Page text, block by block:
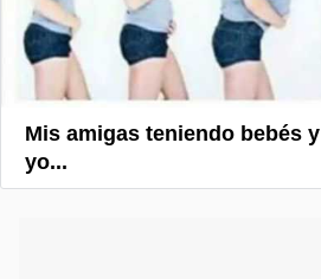
Mis amigas teniendo bebés
yo...